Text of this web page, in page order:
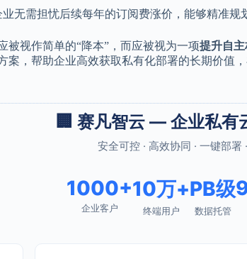
无需担忧后续每年的订阅费涨价，能够精准规
被视作简单的“降本”，而应被视为一项提升自
，帮助企业高效获取私有化部署的长期价值
🏢 赛凡智云 — 企业私有
安全可控 · 高效协同 · 一键部署
1000+
企业客户
10万+
终端用户
PB级
数据托管